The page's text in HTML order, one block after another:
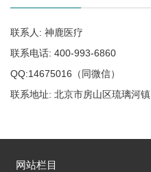
联系人: 神鹿医疗
联系电话: 400-993-6860
QQ:14675016（同微信）
联系地址: 北京市房山区琉璃河镇
网站栏目